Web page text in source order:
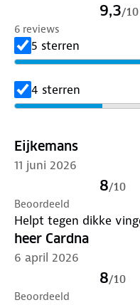
9,3/10
6 reviews
5 sterren
4 sterren
Eijkemans
11 juni 2026
8/10
Beoordeeld
Helpt tegen dikke
heer Cardna
6 april 2026
8/10
Beoordeeld